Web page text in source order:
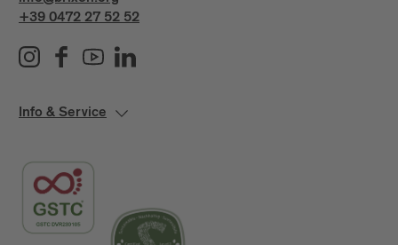
+39 0472 27 52 52
Info & Service